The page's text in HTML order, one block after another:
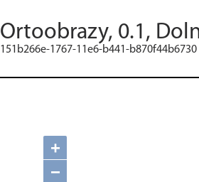
Ortoobrazy, 0.1,
151b266e-1767-11e6-b441-b870f44b6730
+
−